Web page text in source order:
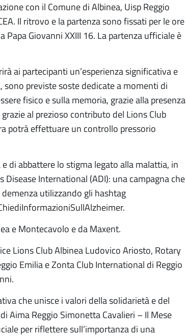
con il Comune di Albinea, Uisp Reggio
Il ritrovo e la partenza sono fissati per le ore
Papa Giovanni XXIII 16. La partenza ufficiale è
ai partecipanti un’esperienza significativa e
sono previste soste dedicate a momenti di
fisico e sulla memoria, grazie alla presenza
al prezioso contributo del Lions Club
potrà effettuare un controllo pressorio
di abbattere lo stigma legato alla malattia, in
Disease International (ADI): una campagna che
utilizzando gli hashtag
e Montecavolo e da Maxent.
Lions Club Albinea Ludovico Ariosto, Rotary
Emilia e Zonta Club International di Reggio
che unisce i valori della solidarietà e del
Aima Reggio Simonetta Cavalieri – Il Mese
per riflettere sull’importanza di una